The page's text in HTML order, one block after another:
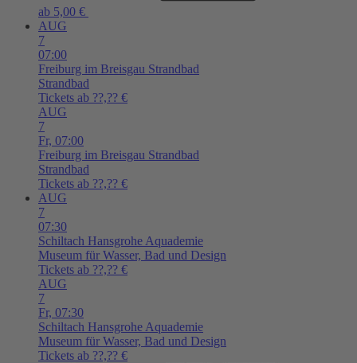
ab 5,00 €
AUG
7
07:00
Freiburg im Breisgau Strandbad
Strandbad
Tickets ab ??,?? €
AUG
7
Fr, 07:00
Freiburg im Breisgau Strandbad
Strandbad
Tickets ab ??,?? €
AUG
7
07:30
Schiltach Hansgrohe Aquademie
Museum für Wasser, Bad und Design
Tickets ab ??,?? €
AUG
7
Fr, 07:30
Schiltach Hansgrohe Aquademie
Museum für Wasser, Bad und Design
Tickets ab ??,?? €